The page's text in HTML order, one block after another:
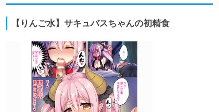
【りんご水】サキュバスちゃんの初精食